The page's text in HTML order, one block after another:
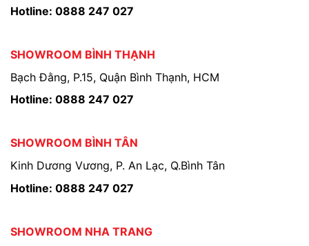
Hotline: 0888 247 027
SHOWROOM BÌNH THẠNH
Bạch Đằng, P.15, Quận Bình Thạnh, HCM
Hotline: 0888 247 027
SHOWROOM BÌNH TÂN
Kinh Dương Vương, P. An Lạc, Q.Bình Tân
Hotline: 0888 247 027
SHOWROOM NHA TRANG